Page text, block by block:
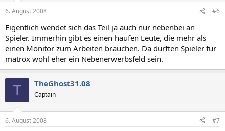
6. August 2008 #6
Eigentlich wendet sich das Teil ja auch nur nebenbei an
Spieler. Immerhin gibt es einen haufen Leute, die mehr als
einen Monitor zum Arbeiten brauchen. Da dürften Spieler für
matrox wohl eher ein Nebenerwerbsfeld sein.
T TheGhost31.08
Captain
6. August 2008 #7